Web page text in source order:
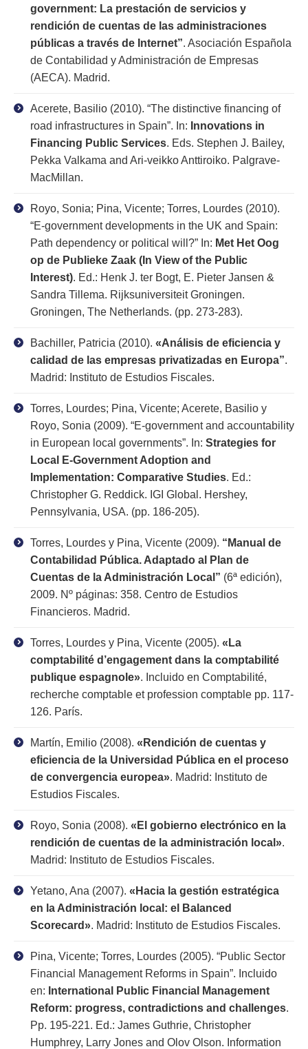
government: La prestación de servicios y
rendición de cuentas de las administraciones
públicas a través de Internet”. Asociación Española
de Contabilidad y Administración de Empresas
(AECA). Madrid.
Acerete, Basilio (2010). “The distinctive financing of
road infrastructures in Spain”. In: Innovations in
Financing Public Services. Eds. Stephen J. Bailey,
Pekka Valkama and Ari-veikko Anttiroiko. Palgrave-
MacMillan.
Royo, Sonia; Pina, Vicente; Torres, Lourdes (2010).
“E-government developments in the UK and Spain:
Path dependency or political will?” In: Met Het Oog
op de Publieke Zaak (In View of the Public
Interest). Ed.: Henk J. ter Bogt, E. Pieter Jansen &
Sandra Tillema. Rijksuniversiteit Groningen.
Groningen, The Netherlands. (pp. 273-283).
Bachiller, Patricia (2010). «Análisis de eficiencia y
calidad de las empresas privatizadas en Europa”.
Madrid: Instituto de Estudios Fiscales.
Torres, Lourdes; Pina, Vicente; Acerete, Basilio y
Royo, Sonia (2009). “E-government and accountability
in European local governments”. In: Strategies for
Local E-Government Adoption and
Implementation: Comparative Studies. Ed.:
Christopher G. Reddick. IGI Global. Hershey,
Pennsylvania, USA. (pp. 186-205).
Torres, Lourdes y Pina, Vicente (2009). “Manual de
Contabilidad Pública. Adaptado al Plan de
Cuentas de la Administración Local” (6ª edición),
2009. Nº páginas: 358. Centro de Estudios
Financieros. Madrid.
Torres, Lourdes y Pina, Vicente (2005). «La
comptabilité d’engagement dans la comptabilité
publique espagnole». Incluido en Comptabilité,
recherche comptable et profession comptable pp. 117-
126. París.
Martín, Emilio (2008). «Rendición de cuentas y
eficiencia de la Universidad Pública en el proceso
de convergencia europea». Madrid: Instituto de
Estudios Fiscales.
Royo, Sonia (2008). «El gobierno electrónico en la
rendición de cuentas de la administración local».
Madrid: Instituto de Estudios Fiscales.
Yetano, Ana (2007). «Hacia la gestión estratégica
en la Administración local: el Balanced
Scorecard». Madrid: Instituto de Estudios Fiscales.
Pina, Vicente; Torres, Lourdes (2005). “Public Sector
Financial Management Reforms in Spain”. Incluido
en: International Public Financial Management
Reform: progress, contradictions and challenges.
Pp. 195-221. Ed.: James Guthrie, Christopher
Humphrey, Larry Jones and Olov Olson. Information